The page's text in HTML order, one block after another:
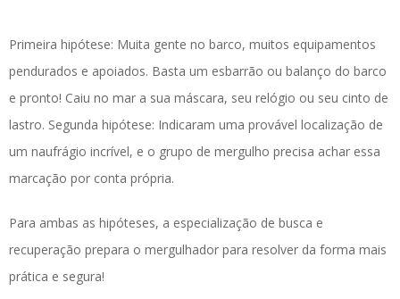
Primeira hipótese: Muita gente no barco, muitos equipamentos
pendurados e apoiados. Basta um esbarrão ou balanço do barco
e pronto! Caiu no mar a sua máscara, seu relógio ou seu cinto de
lastro. Segunda hipótese: Indicaram uma provável localização de
um naufrágio incrível, e o grupo de mergulho precisa achar essa
marcação por conta própria.
Para ambas as hipóteses, a especialização de busca e
recuperação prepara o mergulhador para resolver da forma mais
prática e segura!